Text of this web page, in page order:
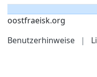
oostfraeisk.org
Benutzerhinweise
|